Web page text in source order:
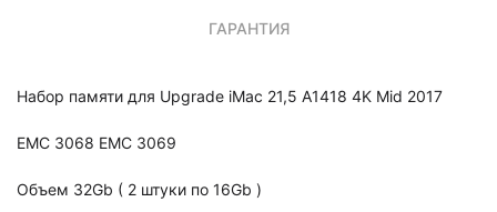
ГАРАНТИЯ
Набор памяти для Upgrade iMac 21,5 A1418 4K Mid 2017
EMC 3068 EMC 3069
Объем 32Gb ( 2 штуки по 16Gb )